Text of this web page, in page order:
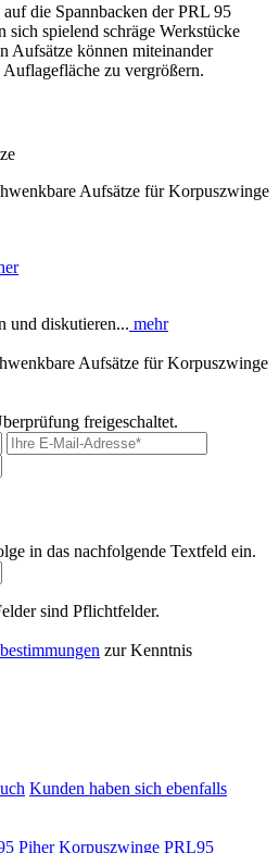
die Spannbacken der PRL 95
sich spielend schräge Werkstücke
Aufsätze können miteinander
zu vergrößern.
Aufsätze für Korpuszwinge
und diskutieren... mehr
Aufsätze für Korpuszwinge
freigeschaltet.
in das nachfolgende Textfeld ein.
sind Pflichtfelder.
zur Kenntnis
Kunden haben sich ebenfalls
Piher Korpuszwinge PRL95